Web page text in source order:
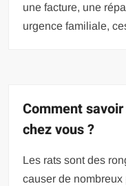
une facture, une
urgence familiale,
Comment
chez vous ?
Les rats sont des
causer de